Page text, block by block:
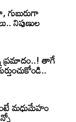
గుబురుగా
నిపుణుల
ప్రమాదం..! తాగే
మధుమేహం